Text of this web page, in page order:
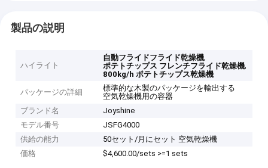
製品の説明
ハイライト
自動フライドフライド乾燥機,
ポテトチップス フレンチフライド乾燥機,
800kg/h ポテトチップス乾燥機
パッケージの詳細
標準的な木製のパッケージを輸出する
空気乾燥機用の容器
ブランド名
Joyshine
モデル番号
JSFG4000
供給の能力
50セット/月にセット 空気乾燥機
価格
$4,600.00/sets >=1 sets